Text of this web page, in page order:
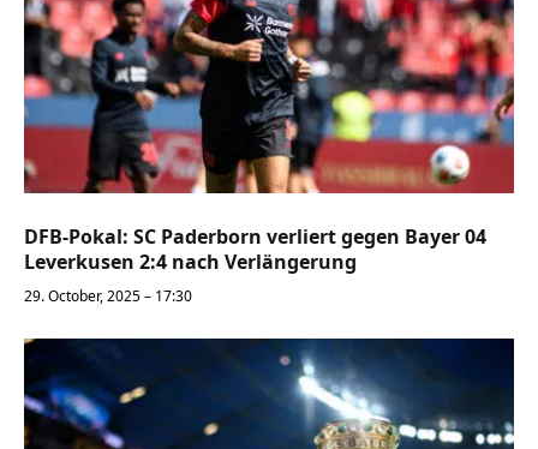
DFB-Pokal: SC Paderborn verliert gegen Bayer 04
Leverkusen 2:4 nach Verlängerung
29. October, 2025 – 17:30